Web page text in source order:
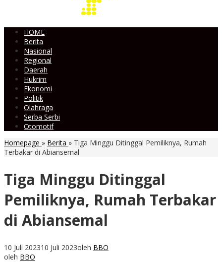
HOME
Berita
Nasional
Regional
Daerah
Hukrim
Ekonomi
Politik
Olahraga
Serba Serbi
Otomotif
Homepage » Berita » Tiga Minggu Ditinggal Pemiliknya, Rumah
Terbakar di Abiansemal
Tiga Minggu Ditinggal
Pemiliknya, Rumah Terbakar
di Abiansemal
10 Juli 202310 Juli 2023oleh BBO
oleh BBO